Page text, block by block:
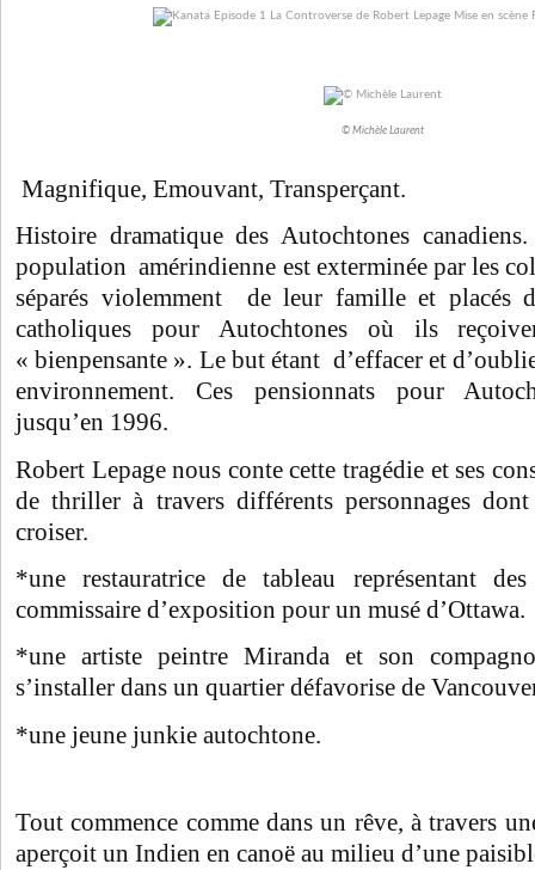
© Michèle Laurent
Magnifique, Emouvant, Transperçant.
Histoire dramatique des Autochtones
population amérindienne est exterminée par les
séparés violemment de leur famille et placés
catholiques pour Autochtones où ils
« bienpensante ». Le but étant d’effacer et
environnement. Ces pensionnats pour
jusqu’en 1996.
Robert Lepage nous conte cette tragédie et ses
de thriller à travers différents personnages
croiser.
*une restauratrice de tableau représentant
commissaire d’exposition pour un musé d’Ottawa.
*une artiste peintre Miranda et son
s’installer dans un quartier défavorise de
*une jeune junkie autochtone.
Tout commence comme dans un rêve, à travers
aperçoit un Indien en canoë au milieu d’une